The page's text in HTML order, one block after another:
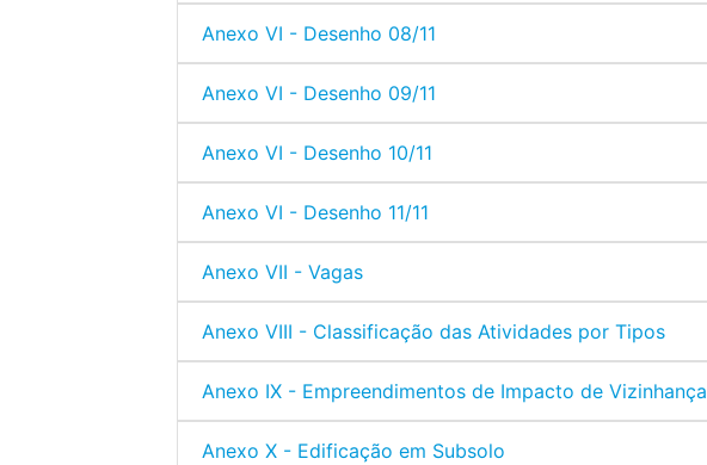
Anexo VI - Desenho 08/11
Anexo VI - Desenho 09/11
Anexo VI - Desenho 10/11
Anexo VI - Desenho 11/11
Anexo VII - Vagas
Anexo VIII - Classificação das Atividades por Tipos
Anexo IX - Empreendimentos de Impacto de Vizinhança
Anexo X - Edificação em Subsolo